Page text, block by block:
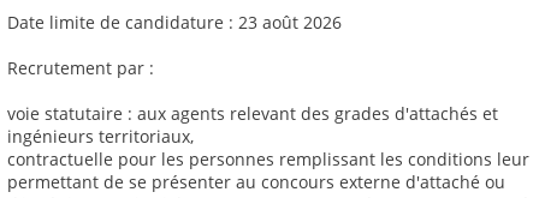
Date limite de candidature : 23 août 2026
Recrutement par :
voie statutaire : aux agents relevant des grades d'attachés et
ingénieurs territoriaux,
contractuelle pour les personnes remplissant les conditions leur
permettant de se présenter au concours externe d'attaché ou